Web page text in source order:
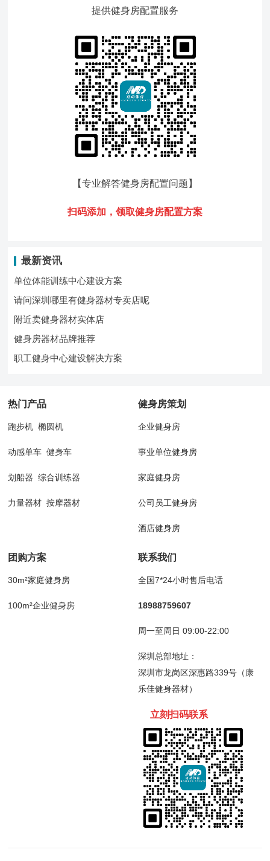
提供健身房配置服务
【专业解答健身房配置问题 】
扫码添加，领取健身房配置方案
最新资讯
单位体能训练中心建设方案
请问深圳哪里有健身器材专卖店呢
附近卖健身器材实体店
健身房器材品牌推荐
职工健身中心建设解决方案
热门产品
跑步机 椭圆机
动感单车 健身车
划船器 综合训练器
力量器材 按摩器材
健身房策划
企业健身房
事业单位健身房
家庭健身房
公司员工健身房
酒店健身房
团购方案
30m²家庭健身房
100m²企业健身房
联系我们
全国7*24小时售后电话
18988759607
周一至周日 09:00-22:00
深圳总部地址：
深圳市龙岗区深惠路339号（康
乐佳健身器材）
立刻扫码联系